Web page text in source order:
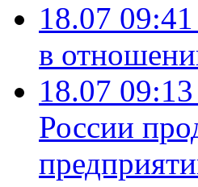
18.07 09:41
в
18.07 09:13
России